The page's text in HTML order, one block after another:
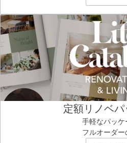
定額リノベ
手軽なパッケ
フルオーダー